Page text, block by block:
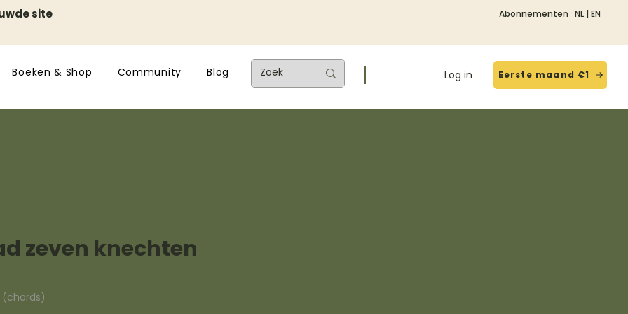
site Abonnementen NL | EN
Boeken & Shop Community Blog Log in Eerste maand €1
zeven knechten
(chords)